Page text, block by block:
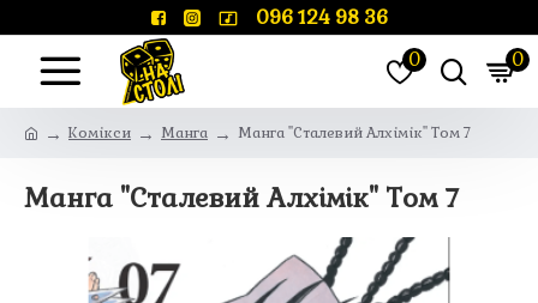
096 124 98 36
0 0
Комікси Манга Манга "Сталевий Алхімік" Том 7
Манга "Сталевий Алхімік" Том 7